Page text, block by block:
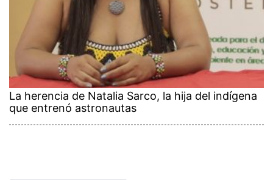
La herencia de Natalia Sarco, la hija del indígena
que entrenó astronautas